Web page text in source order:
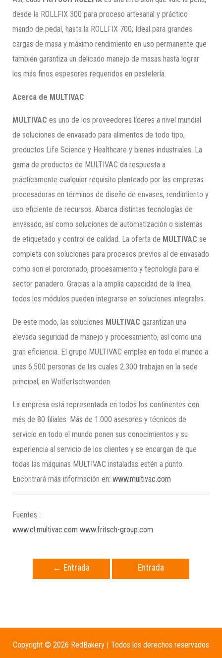
desde la ROLLFIX 300 para proceso artesanal y práctico
mando de pedal, hasta la ROLLFIX 700; Ideal para grandes
cargas de masa y máximo rendimiento en uso permanente que
también garantiza un delicado manejo de masas hasta lograr
los más finos espesores requeridos en pastelería.
Acerca de MULTIVAC
MULTIVAC es uno de los proveedores líderes a nivel mundial
de soluciones de envasado para alimentos de todo tipo,
productos Life Science y Healthcare y bienes industriales. La
gama de productos de MULTIVAC da respuesta a
prácticamente cualquier requisito planteado por las empresas
procesadoras en términos de diseño de envases, rendimiento y
uso eficiente de recursos. Abarca distintas tecnologías de
envasado, así como soluciones de automatización o sistemas
de etiquetado y control de calidad. La oferta de MULTIVAC se
completa con soluciones para procesos previos al de envasado
como son el porcionado, procesamiento y tecnología para el
sector panadero. Gracias a la amplia capacidad de la línea,
todos los módulos pueden integrarse en soluciones integrales.
De este modo, las soluciones MULTIVAC garantizan una
elevada seguridad de manejo y procesamiento, así como una
gran eficiencia. El grupo MULTIVAC emplea en todo el mundo a
unas 6.500 personas de las cuales 2.300 trabajan en la sede
principal, en Wolfertschwenden.
La empresa está representada en todos los continentes con
más de 80 filiales. Más de 1.000 asesores y técnicos de
servicio en todo el mundo ponen sus conocimientos y su
experiencia al servicio de los clientes y se encargan de que
todas las máquinas MULTIVAC instaladas estén a punto.
Encontrará más información en:www.multivac.com
Fuentes :
www.cl.multivac.com www.fritsch-group.com
← Entrada
Entrada
Copyright © 2026 RedBakery | Todos los derechos reservados